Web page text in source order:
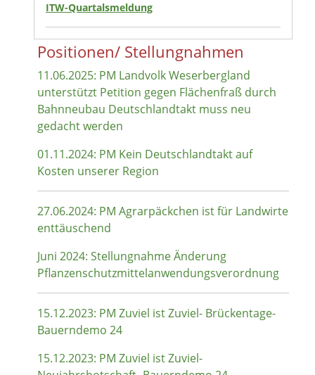
ITW-Quartalsmeldung
Positionen/ Stellungnahmen
11.06.2025: PM Landvolk Weserbergland
unterstützt Petition gegen Flächenfraß durch
Bahnneubau Deutschlandtakt muss neu
gedacht werden
01.11.2024: PM Kein Deutschlandtakt auf
Kosten unserer Region
27.06.2024: PM Agrarpäckchen ist für Landwirte
enttäuschend
Juni 2024: Stellungnahme Änderung
Pflanzenschutzmittelanwendungsverordnung
15.12.2023: PM Zuviel ist Zuviel- Brückentage-
Bauerndemo 24
15.12.2023: PM Zuviel ist Zuviel-